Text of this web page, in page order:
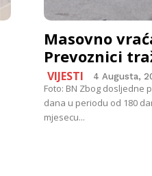
Masovno
Prevoznici
VIJESTI 4 Augusta,
Foto: BN Zbog dosljedne
dana u periodu od 180
mjesecu...